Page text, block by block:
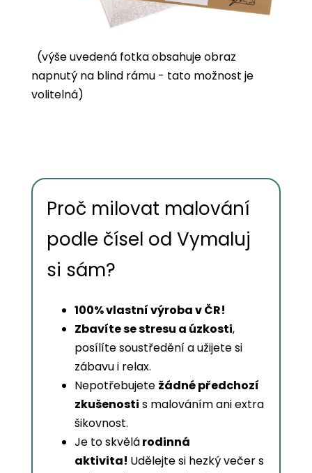
(výše uvedená fotka obsahuje obraz
napnutý na blind rámu - tato možnost je
volitelná)
Proč milovat malování
podle čísel od Vymaluj
si sám?
100% vlastní výroba v ČR!
Zbavíte se stresu a úzkosti,
posílíte soustředění a užijete si
zábavu i relax.
Nepotřebujete žádné předchozí
zkušenosti s malováním ani extra
šikovnost.
Je to skvělárodinná
aktivita! Udělejte si hezký večer s